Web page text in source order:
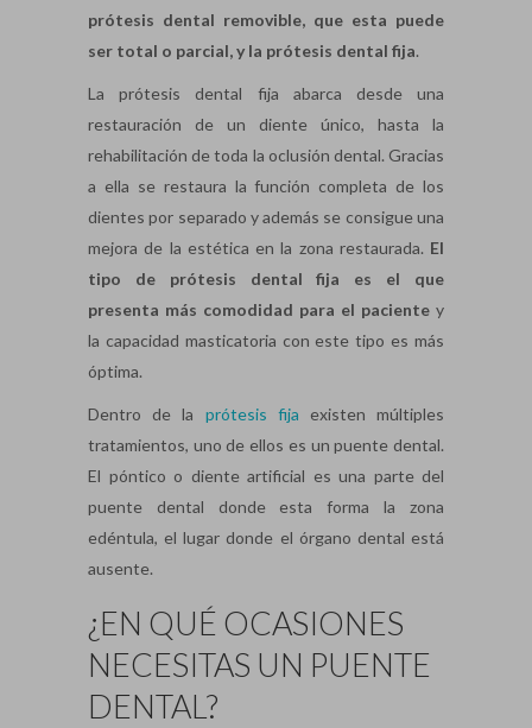
prótesis dental removible, que esta puede
ser total o parcial, y la prótesis dental fija.
La prótesis dental fija abarca desde una
restauración de un diente único, hasta la
rehabilitación de toda la oclusión dental. Gracias
a ella se restaura la función completa de los
dientes por separado y además se consigue una
mejora de la estética en la zona restaurada. El
tipo de prótesis dental fija es el que
presenta más comodidad para el paciente y
la capacidad masticatoria con este tipo es más
óptima.
Dentro de la prótesis fija existen múltiples
tratamientos, uno de ellos es un puente dental.
El póntico o diente artificial es una parte del
puente dental donde esta forma la zona
edéntula, el lugar donde el órgano dental está
ausente.
¿EN QUÉ OCASIONES
NECESITAS UN PUENTE
DENTAL?